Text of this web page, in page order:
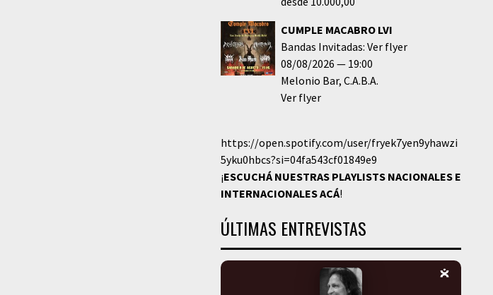
CUMPLE MACABRO LVI
Bandas Invitadas: Ver flyer
08/08/2026
19:00
Melonio Bar C.A.B.A.
Ver flyer
https://open.spotify.com/user/fryek7yen9yhawzi
5yku0hbcs?si=04fa543cf01849e9
¡ESCUCHÁ NUESTRAS PLAYLISTS NACIONALES E
INTERNACIONALESACÁ!
ÚLTIMAS ENTREVISTAS